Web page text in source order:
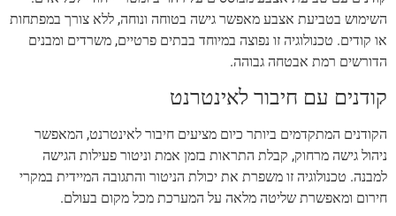
השימוש בטביעת אצבע מאפשר גישה בטוחה ונוחה, ללא צורך במפתחות
או קודים. טכנולוגיה זו נפוצה במיוחד בבתים פרטיים, משרדים ומבנים
הדורשים רמת אבטחה גבוהה.
קודנים עם חיבור לאינטרנט
הקודנים המתקדמים ביותר כיום מציעים חיבור לאינטרנט, המאפשר
ניהול גישה מרחוק, קבלת התראות בזמן אמת וניטור פעילות הגישה
למבנה. טכנולוגיה זו משפרת את יכולת הניטור והתגובה המיידית במקרי
חירום ומאפשרת שליטה מלאה על המערכת מכל מקום בעולם.